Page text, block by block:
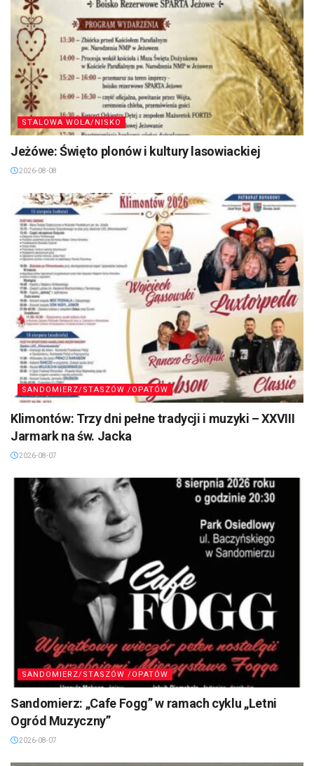
STALOWA WOLA/NISKO
Jeżówe: Święto plonów i kultury lasowiackiej
2026-08-08
SANDOMIERZ/STASZÓW /OPATÓW
Klimontów: Trzy dni pełne tradycji i muzyki – XXVIII
Jarmark na św. Jacka
2026-08-07
SANDOMIERZ/STASZÓW /OPATÓW
Sandomierz: „Cafe Fogg” w ramach cyklu „Letni
Ogród Muzyczny”
2026-08-07